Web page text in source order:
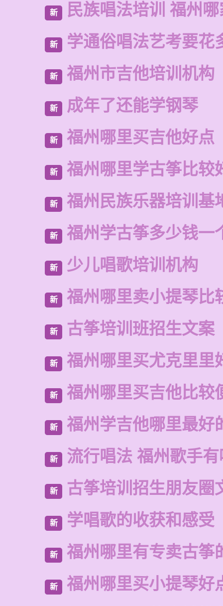
新 民族唱法培训 福州
新 学通俗唱法艺考要花
新 福州市吉他培训机构
新 成年了还能学钢琴
新 福州哪里买吉他好点
新 福州哪里学古筝比较
新 福州民族乐器培训基
新 福州学古筝多少钱一
新 少儿唱歌培训机构
新 福州哪里卖小提琴比
新 古筝培训班招生文案
新 福州哪里买尤克里里
新 福州哪里买吉他比较
新 福州学吉他哪里最好
新 流行唱法 福州歌手
新 古筝培训招生朋友圈
新 学唱歌的收获和感受
新 福州哪里有专卖古筝
新 福州哪里买小提琴好